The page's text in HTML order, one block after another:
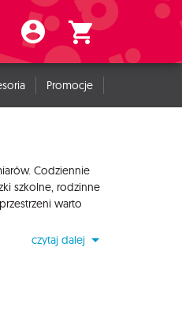
Promocje
Codziennie
szkolne, rodzinne
warto
czytaj dalej